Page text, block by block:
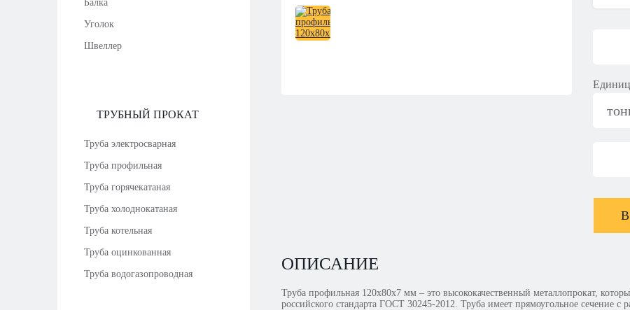
Балка
Уголок
Швеллер
ТРУБНЫЙ ПРОКАТ
Труба электросварная
Труба профильная
Труба горячекатаная
Труба холоднокатаная
Труба котельная
Труба оцинкованная
Труба водогазопроводная
ОПИСАНИЕ
Труба профильная 120х80х7 мм – это высококачественный металлопрокат,
российского стандарта ГОСТ 30245-2012. Труба имеет прямоугольное сечение